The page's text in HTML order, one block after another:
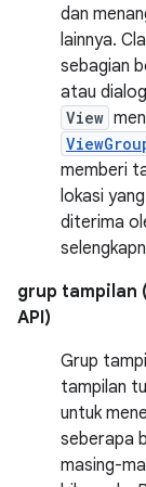
dan
lainnya.
sebagian
atau
View
memberi
lokasi
diterima
grup tampilan
API)
Grup
tampilan
untuk
seberapa
masing-